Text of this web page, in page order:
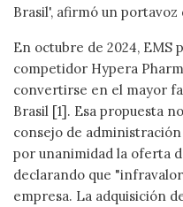
Brasil', afirmó un portavoz
En octubre de 2024, EMS
competidor Hypera
convertirse en el mayor
Brasil [1]. Esa propuesta
consejo de
por unanimidad la oferta
declarando que
empresa. La adquisición